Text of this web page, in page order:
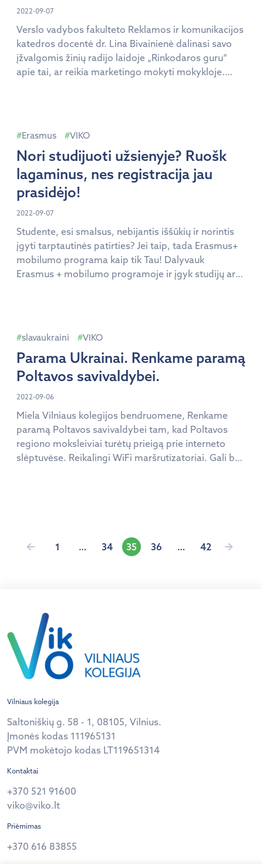
2022-09-07
Verslo vadybos fakulteto Reklamos ir komunikacijos
katedros docentė dr. Lina Bivainienė dalinasi savo
įžvalgomis žinių radijo laidoje „Rinkodaros guru“
apie tai, ar reikia marketingo mokyti mokykloje.
Vilniaus kolegijos […]
Erasmus VIKO
Nori studijuoti užsienyje? Ruošk
lagaminus, nes registracija jau
prasidėjo!
2022-09-07
Studente, esi smalsus, nebijantis iššūkių ir norintis
įgyti tarptautinės patirties? Jei taip, tada Erasmus+
mobilumo programa kaip tik Tau! Dalyvauk
Erasmus + mobilumo programoje ir įgyk studijų ar
žinios; Priimančios […]
slavaukraini VIKO
Parama Ukrainai. Renkame paramą
Poltavos savivaldybei.
2022-09-06
Miela Vilniaus kolegijos bendruomene, Renkame
paramą Poltavos savivaldybei tam, kad Poltavos
regiono moksleiviai turėtų prieigą prie interneto
slėptuvėse. Reikalingi WiFi maršrutizatoriai. Gali būti
archer-c20-802-11ac-733mbps.html
https://www.ogmina.lt/lt/marsrutizatorius-tp-link-
Elektronikos ir informatikos fakulteto dekanas doc.
dr. Romanas Tumasonis (el. […]
Įrašų
1 … 34 35 36 … 42
Vilniaus kolegija
Saltoniškių g. 58 - 1, 08105, Vilnius.
Įmonės kodas 111965131
PVM mokėtojo kodas LT119651314
Kontaktai
+370 521 91600
viko@viko.lt
Priėmimas
+370 616 83855